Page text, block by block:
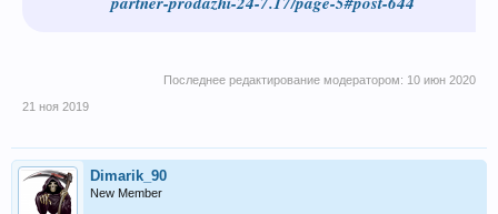
Последнее редактирование модератором: 10 июн 2020
21 ноя 2019
Dimarik_90
New Member